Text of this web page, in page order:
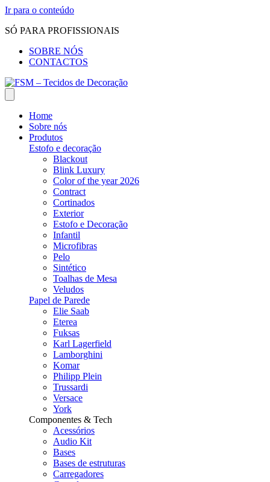
Ir para o conteúdo
SÓ PARA PROFISSIONAIS
SOBRE NÓS
CONTACTOS
Home
Sobre nós
Produtos
Estofo e decoração
Blackout
Blink Luxury
Color of the year 2026
Contract
Cortinados
Exterior
Estofo e Decoração
Infantil
Microfibras
Pelo
Sintético
Toalhas de Mesa
Veludos
Papel de Parede
Elie Saab
Eterea
Fuksas
Karl Lagerfield
Lamborghini
Komar
Philipp Plein
Trussardi
Versace
York
Componentes & Tech
Acessórios
Audio Kit
Bases
Bases de estruturas
Carregadores